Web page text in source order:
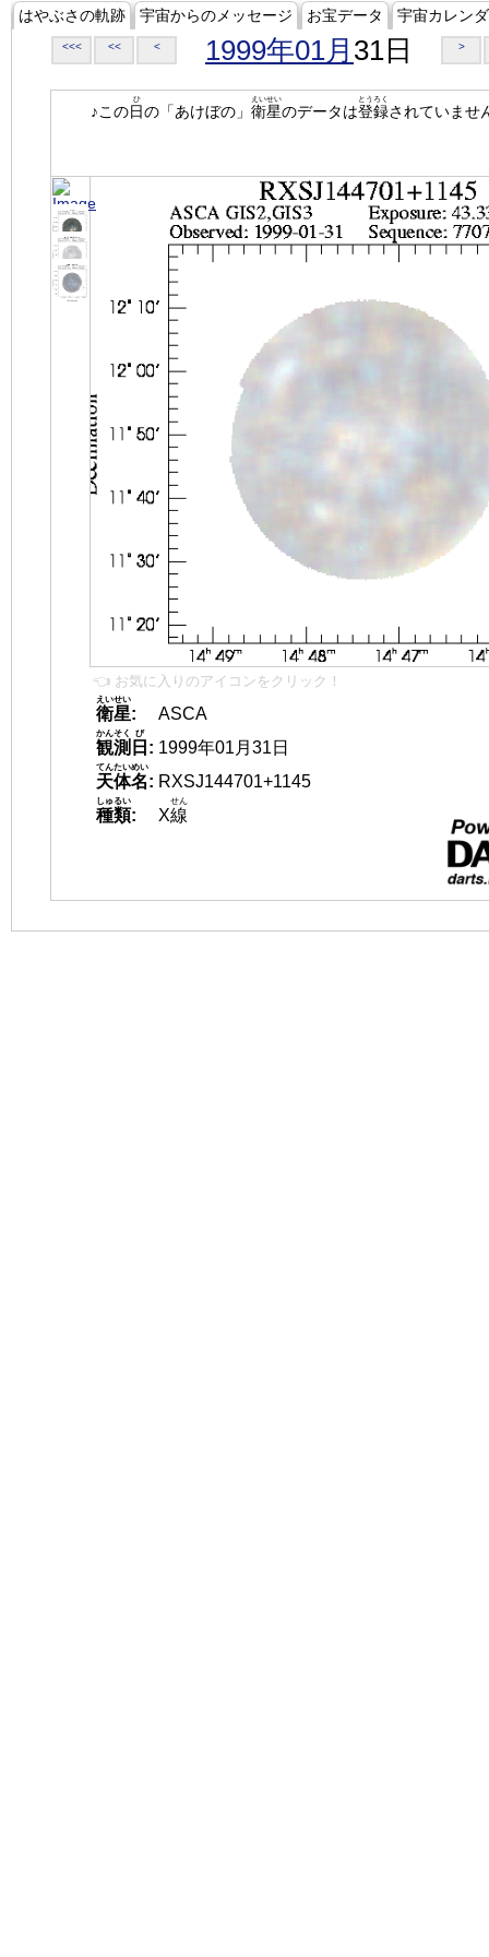
はやぶさの軌跡 宇宙からのメッセージ お宝データ 宇宙カレン
<<< << < 1999年01月 31日 >
♪この日
ひ
の「あけぼの」 衛星
えいせい
のデータは登録
とうろく
されていませ
👈 お気に入りのアイコンをクリック！
衛星
えいせい
:
ASCA
観測
かんそく
日
び
: 1999年01月31日
天体名
てんたいめい
: RXSJ144701+1145
種類
しゅるい
: X線
せん